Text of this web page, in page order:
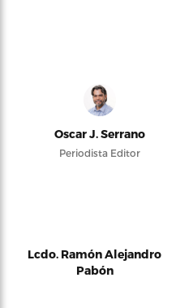
Oscar J. Serrano
Periodista Editor
Lcdo. Ramón Alejandro
Pabón